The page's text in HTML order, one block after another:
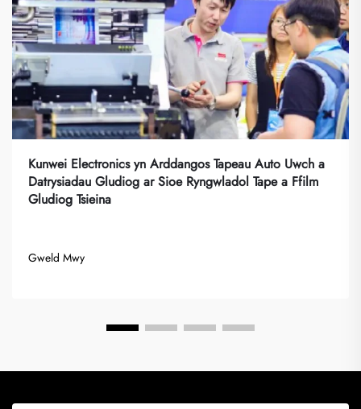
Kunwei Electronics yn Arddangos Tapeau Auto Uwch a
Datrysiadau Gludiog ar Sioe Ryngwladol Tape a Ffilm
Gludiog Tsieina
Gweld Mwy